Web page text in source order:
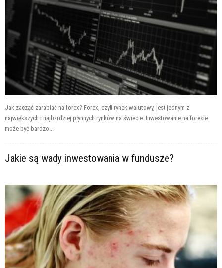
Jak zacząć zarabiać na forex? Forex, czyli rynek walutowy, jest jednym z
największych i najbardziej płynnych rynków na świecie. Inwestowanie na forexie
może być bardzo...
Jakie są wady inwestowania w fundusze?